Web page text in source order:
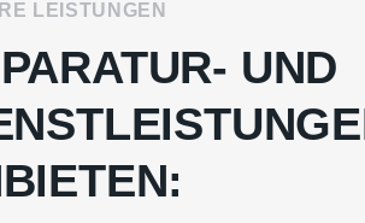
LEISTUNGEN
UND